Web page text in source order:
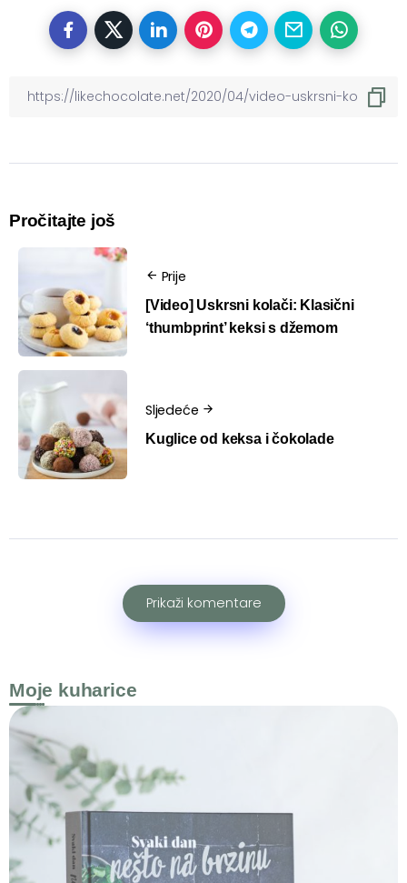
Pročitajte još
Prije
[Video] Uskrsni kolači: Klasični
‘thumbprint’ keksi s džemom
Sljedeće
Kuglice od keksa i čokolade
Prikaži komentare
Moje kuharice